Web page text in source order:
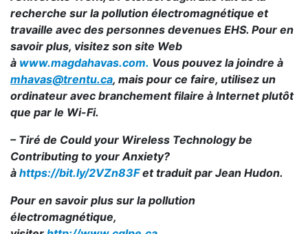
recherche sur la pollution électromagnétique et
travaille avec des personnes devenues EHS. Pour en
savoir plus, visitez son site Web
à www.magdahavas.com. Vous pouvez la joindre à
mhavas@trentu.ca, mais pour ce faire, utilisez un
ordinateur avec branchement filaire à Internet plutôt
que par le Wi-Fi.
– Tiré de Could your Wireless Technology be
Contributing to your Anxiety?
à https://bit.ly/2VZn83Fet traduit par Jean Hudon.
Pour en savoir plus sur la pollution
électromagnétique,